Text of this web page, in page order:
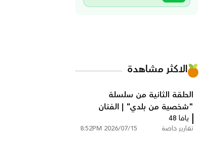
الاكثر مشاهدة
الحلقة الثانية من سلسلة
"شخصية من بلدي" | الفنان
التشكيلي إسماعيل شموط
يافا 48
تقارير خاصة 2026/07/15 8:52PM